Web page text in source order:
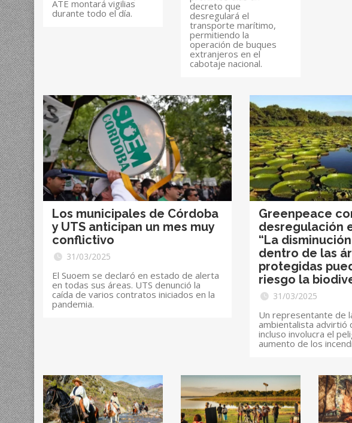
ATE montará vigilias
durante todo el día.
decreto que
desregulará el
transporte marítimo,
permitiendo la
operación de buques
extranjeros en el
cabotaje nacional.
Los municipales de Córdoba
y UTS anticipan un mes muy
conflictivo
31/03/2025
El Suoem se declaró en estado de alerta
en todas sus áreas. UTS denunció la
caída de varios contratos iniciados en la
pandemia.
Greenpeace
desregulación
“La
dentro de las
protegidas
riesgo la
31/03/2025
Un representante de
ambientalista advirtió
incluso involucra el
aumento de los